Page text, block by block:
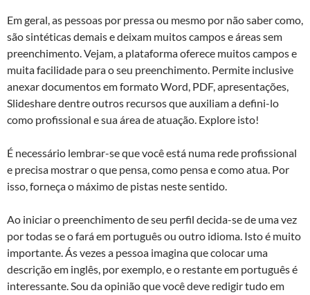
Em geral, as pessoas por pressa ou mesmo por não saber como,
são sintéticas demais e deixam muitos campos e áreas sem
preenchimento. Vejam, a plataforma oferece muitos campos e
muita facilidade para o seu preenchimento. Permite inclusive
anexar documentos em formato Word, PDF, apresentações,
Slideshare dentre outros recursos que auxiliam a defini-lo
como profissional e sua área de atuação. Explore isto!
É necessário lembrar-se que você está numa rede profissional
e precisa mostrar o que pensa, como pensa e como atua. Por
isso, forneça o máximo de pistas neste sentido.
Ao iniciar o preenchimento de seu perfil decida-se de uma vez
por todas se o fará em português ou outro idioma. Isto é muito
importante. Ás vezes a pessoa imagina que colocar uma
descrição em inglês, por exemplo, e o restante em português é
interessante. Sou da opinião que você deve redigir tudo em